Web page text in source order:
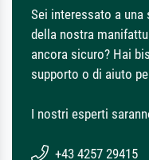
Sei interessato a una
della nostra
ancora sicuro? Hai
supporto o di aiuto
I nostri esperti
+43 4257 29415